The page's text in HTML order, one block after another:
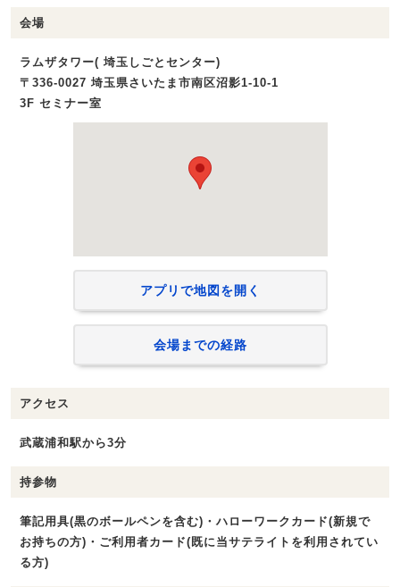
会場
ラムザタワー( 埼玉しごとセンター)
〒336-0027 埼玉県さいたま市南区沼影1‐10‐1
3F セミナー室
アプリで地図を開く
会場までの経路
アクセス
武蔵浦和駅から3分
持参物
筆記用具(黒のボールペンを含む)・ハローワークカード(新規で
お持ちの方)・ご利用者カード(既に当サテライトを利用されてい
る方)